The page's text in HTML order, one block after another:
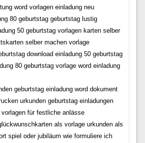
word vorlagen einladung neu
80 geburtstag geburtstag lustig
50 geburtstag vorlagen karten selber
selber machen vorlage
download einladung 50 geburtstag
80 geburtstag vorlage word einladung
geburtstag einladung word dokument
urkunden geburtstag einladungen
für festliche anlässe
als vorlage urkunden als
spiel oder jubiläum wie formuliere ich